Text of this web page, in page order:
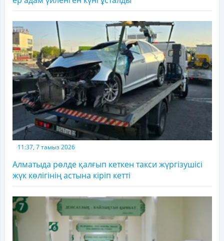
11:37, 7 тамыз 2026
Алматыда рөлде қалғып кеткен такси жүргізушісі
жүк көлігінің астына кіріп кетті